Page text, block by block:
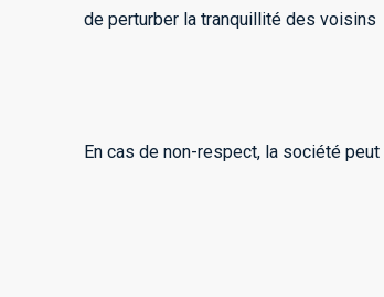
de perturber la tranquillité des voisins
En cas de non-respect, la société peut